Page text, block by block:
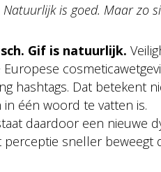
Natuurlijk is goed. Maar zo
Gif is natuurlijk.
hashtags. Dat betekent
in één woord te vatten is.
daardoor een nieuwe
perceptie sneller beweegt